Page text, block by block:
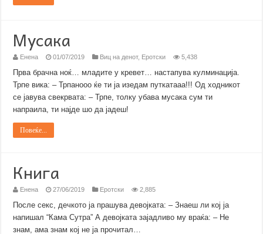
Мусака
Енена 01/07/2019 Виц на денот, Еротски 5,438
Прва брачна ноќ… младите у кревет… настапува кулминација.
Трпе вика: – Трпанооо ќе ти ја изедам путкатааа!!! Од ходникот
се јавува свекрвата: – Трпе, толку убава мусака сум ти
напраила, ти најде шо да јадеш!
Повеќе...
Книга
Енена 27/06/2019 Еротски 2,885
После секс, дечкото ја прашува девојката: – Знаеш ли кој ја
напишал “Кама Сутра” А девојката зајадливо му враќа: – Не
знам, ама знам кој не ја прочитал…